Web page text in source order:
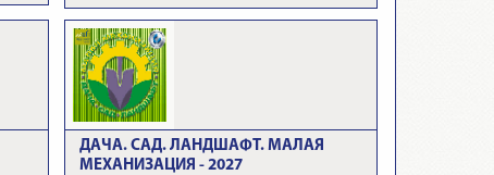
ДАЧА. САД. ЛАНДШАФТ. МАЛАЯ
МЕХАНИЗАЦИЯ - 2027